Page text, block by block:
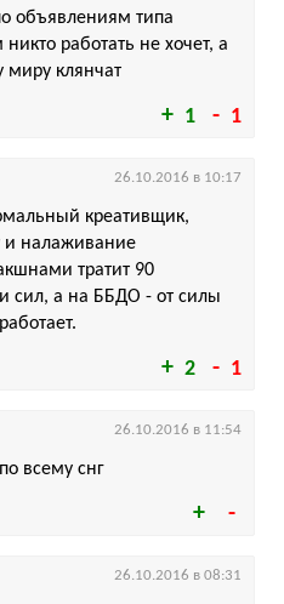
1 1
объявлениям типа
работать не хочет, а
миру клянчат
2 1
креативщик,
и налаживание
тратит 90
сил, а на ББДО - от силы
26.10.2016 в 10:17
всему снг
26.10.2016 в 11:54
26.10.2016 в 08:31